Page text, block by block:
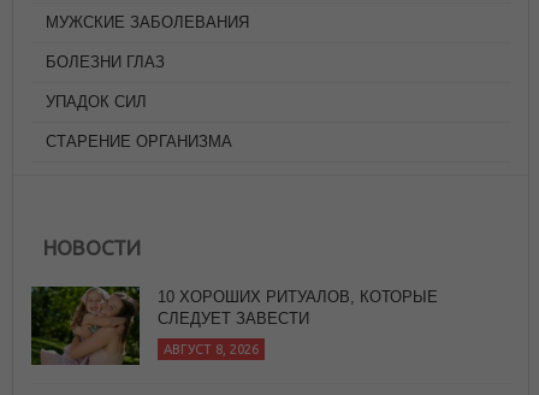
МУЖСКИЕ ЗАБОЛЕВАНИЯ
БОЛЕЗНИ ГЛАЗ
УПАДОК СИЛ
СТАРЕНИЕ ОРГАНИЗМА
НОВОСТИ
ПРЯНЫЙ САЛАТ ИЗ ОВОЩЕЙ ГРИЛЬ С
БАГЕТОМ
АВГУСТ 7, 2026